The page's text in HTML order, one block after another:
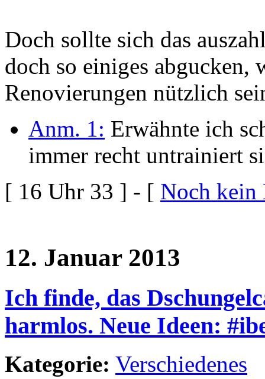
Doch sollte sich das
doch so einiges abgucken,
Renovierungen nützlich
Anm. 1: Erwähnte ich
immer recht untrainiert
[ 16 Uhr 33 ] - [ Noch kein
12. Januar 2013
Ich finde, das
harmlos. Neue Ideen:
Kategorie: Verschiedenes